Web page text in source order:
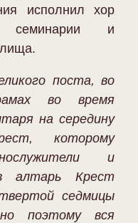
исполнил хор
семинарии и
поста, во
во время
на середину
которому
и
алтарь Крест
седмицы
поэтому вся